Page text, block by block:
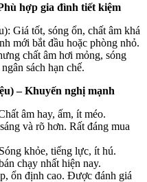
hợp gia đình tiết kiệm
Giá tốt, sóng ổn, chất âm khá
mới bắt đầu hoặc phòng nhỏ.
chất âm hơi mỏng, sóng
sách hạn chế.
– Khuyến nghị mạnh
âm hay, ấm, ít méo.
và rõ hơn. Rất đáng mua
khỏe, tiếng lực, ít hú.
chạy nhất hiện nay.
ổn định cao. Được đánh giá